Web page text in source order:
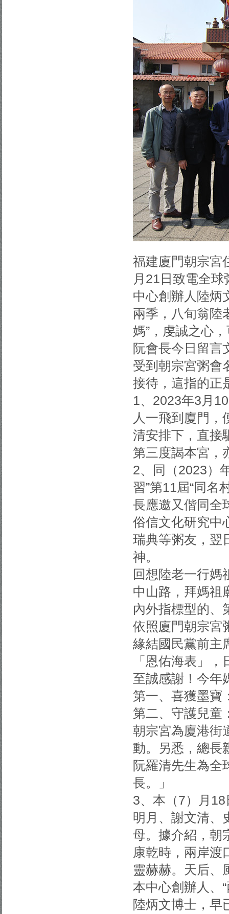
福建廈門朝宗宮
月21日致電全
中心創辦人陸炳
兩季，八旬翁陸
媽”，虔誠之心
阮會長今日留言
受到朝宗宮粥會
接待，這指的正
1、2023年3月
人一飛到廈門，
清安排下，直接
第三度謁本宮，
2、同（2023）
習”第11屆“同名
長應邀又偕同全
俗信文化研究中
瑞典等粥友，翌
神。
回想陸老一行媽
中山路，拜媽祖
內外指標型的、
依照廈門朝宗宮
緣結國民黨前主
「恩佑海表」
至誠感謝！今年
第一、喜獲墨寶
第二、守護兒童
朝宗宮為廈港街
動。另悉，總長
阮羅清先生為全
長。」
3、本（7）月
明月、謝文清、
母。據介紹，朝
康乾時，兩岸渡
靈赫赫。天后、
本中心創辦人、
陸炳文博士，早